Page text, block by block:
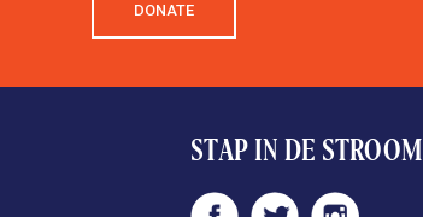
DONATE
STAP IN DE STROOM